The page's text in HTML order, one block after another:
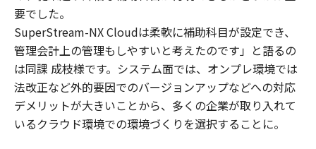
要でした。
SuperStream-NX Cloudは柔軟に補助科目が設定でき、
管理会計上の管理もしやすいと考えたのです」と語るの
は同課 成枝様です。システム面では、オンプレ環境では
法改正など外的要因でのバージョンアップなどへの対応
デメリットが大きいことから、多くの企業が取り入れて
いるクラウド環境での環境づくりを選択することに。